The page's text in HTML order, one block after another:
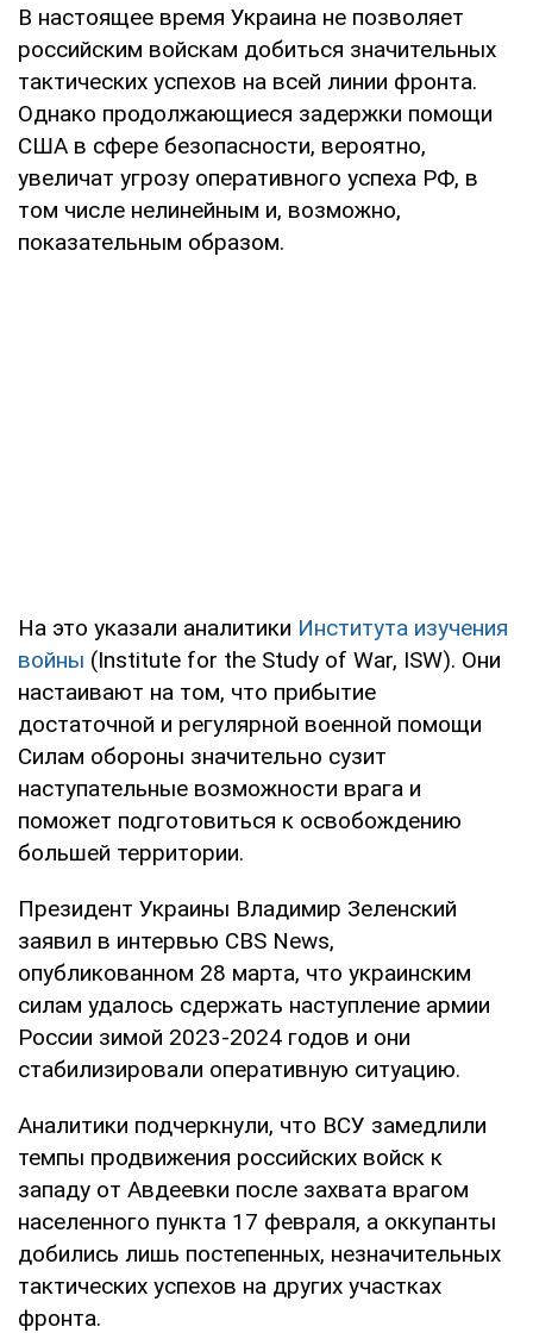
В настоящее время Украина не позволяет
российским войскам добиться значительных
тактических успехов на всей линии фронта.
Однако продолжающиеся задержки помощи
США в сфере безопасности, вероятно,
увеличат угрозу оперативного успеха РФ, в
том числе нелинейным и, возможно,
показательным образом.
На это указали аналитики Института изучения
войны (Institute for the Study of War, ISW). Они
настаивают на том, что прибытие
достаточной и регулярной военной помощи
Силам обороны значительно сузит
наступательные возможности врага и
поможет подготовиться к освобождению
большей территории.
Президент Украины Владимир Зеленский
заявил в интервью CBS News,
опубликованном 28 марта, что украинским
силам удалось сдержать наступление армии
России зимой 2023-2024 годов и они
стабилизировали оперативную ситуацию.
Аналитики подчеркнули, что ВСУ замедлили
темпы продвижения российских войск к
западу от Авдеевки после захвата врагом
населенного пункта 17 февраля, а оккупанты
добились лишь постепенных, незначительных
тактических успехов на других участках
фронта.